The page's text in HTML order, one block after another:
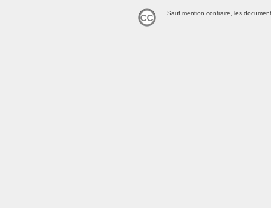
Sauf mention contraire, les